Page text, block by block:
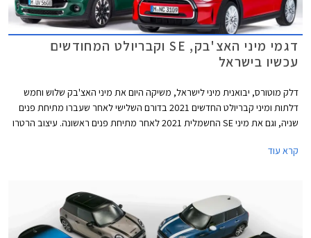
דגמי מיני האצ'בק, SE וקבריולט המחודשים
עכשיו בישראל
דלק מוטורס, יבואנית מיני לישראל, משיקה היום את מיני האצ'בק שלוש וחמש
דלתות ומיני קבריולט החדשים 2021 בדורם השלישי לאחר שעברו מתיחת פנים
שניה, וגם את מיני SE החשמלית 2021 לאחר מתיחת פנים ראשונה. עיצוב הרטרו
"חשמלי" ואטום עם מסגרת בגוון שחור מבריק. הפגוש הקדמי כולל כעת כונסי
פנס ערפל מרכזי. פנסי LED אחוריים עם גרפיקת דגל בריטניה - Union Lack
אינץ' חדשים, וצבעי מרכב חדשים לרבות צביעה רב גונית לגג המשלבת שני
קרא עוד